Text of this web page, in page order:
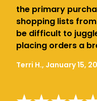
the primary
shopping lists
be difficult to
placing orders a
Terri H., January 15,